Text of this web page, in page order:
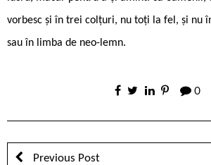
vorbesc și în trei colțuri, nu toți la fel, și nu
sau în limba de neo-lemn.
0
Previous Post